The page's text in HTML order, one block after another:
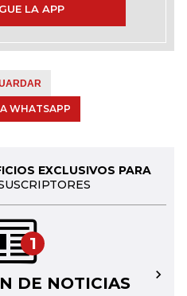
LA APP
WHATSAPP
EXCLUSIVOS PARA
1
DE NOTICIAS →